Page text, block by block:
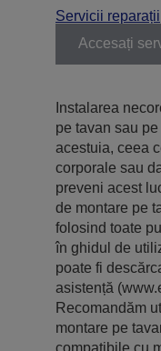
Servicii reparații
Accesați
Instalarea
pe tavan sau
acestuia, ceea
corporale sau
preveni acest
de montare pe
folosind toate
în ghidul de
poate fi
asistență
Recomandăm
montare pe
compatibile cu